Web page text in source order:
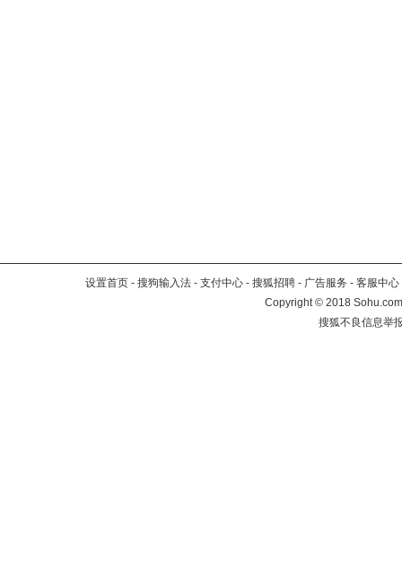
设置首页 - 搜狗输入法 - 支付中心 - 搜狐招聘 - 广告服务 - 客服中心
Copyright©2018
搜狐不良信息举